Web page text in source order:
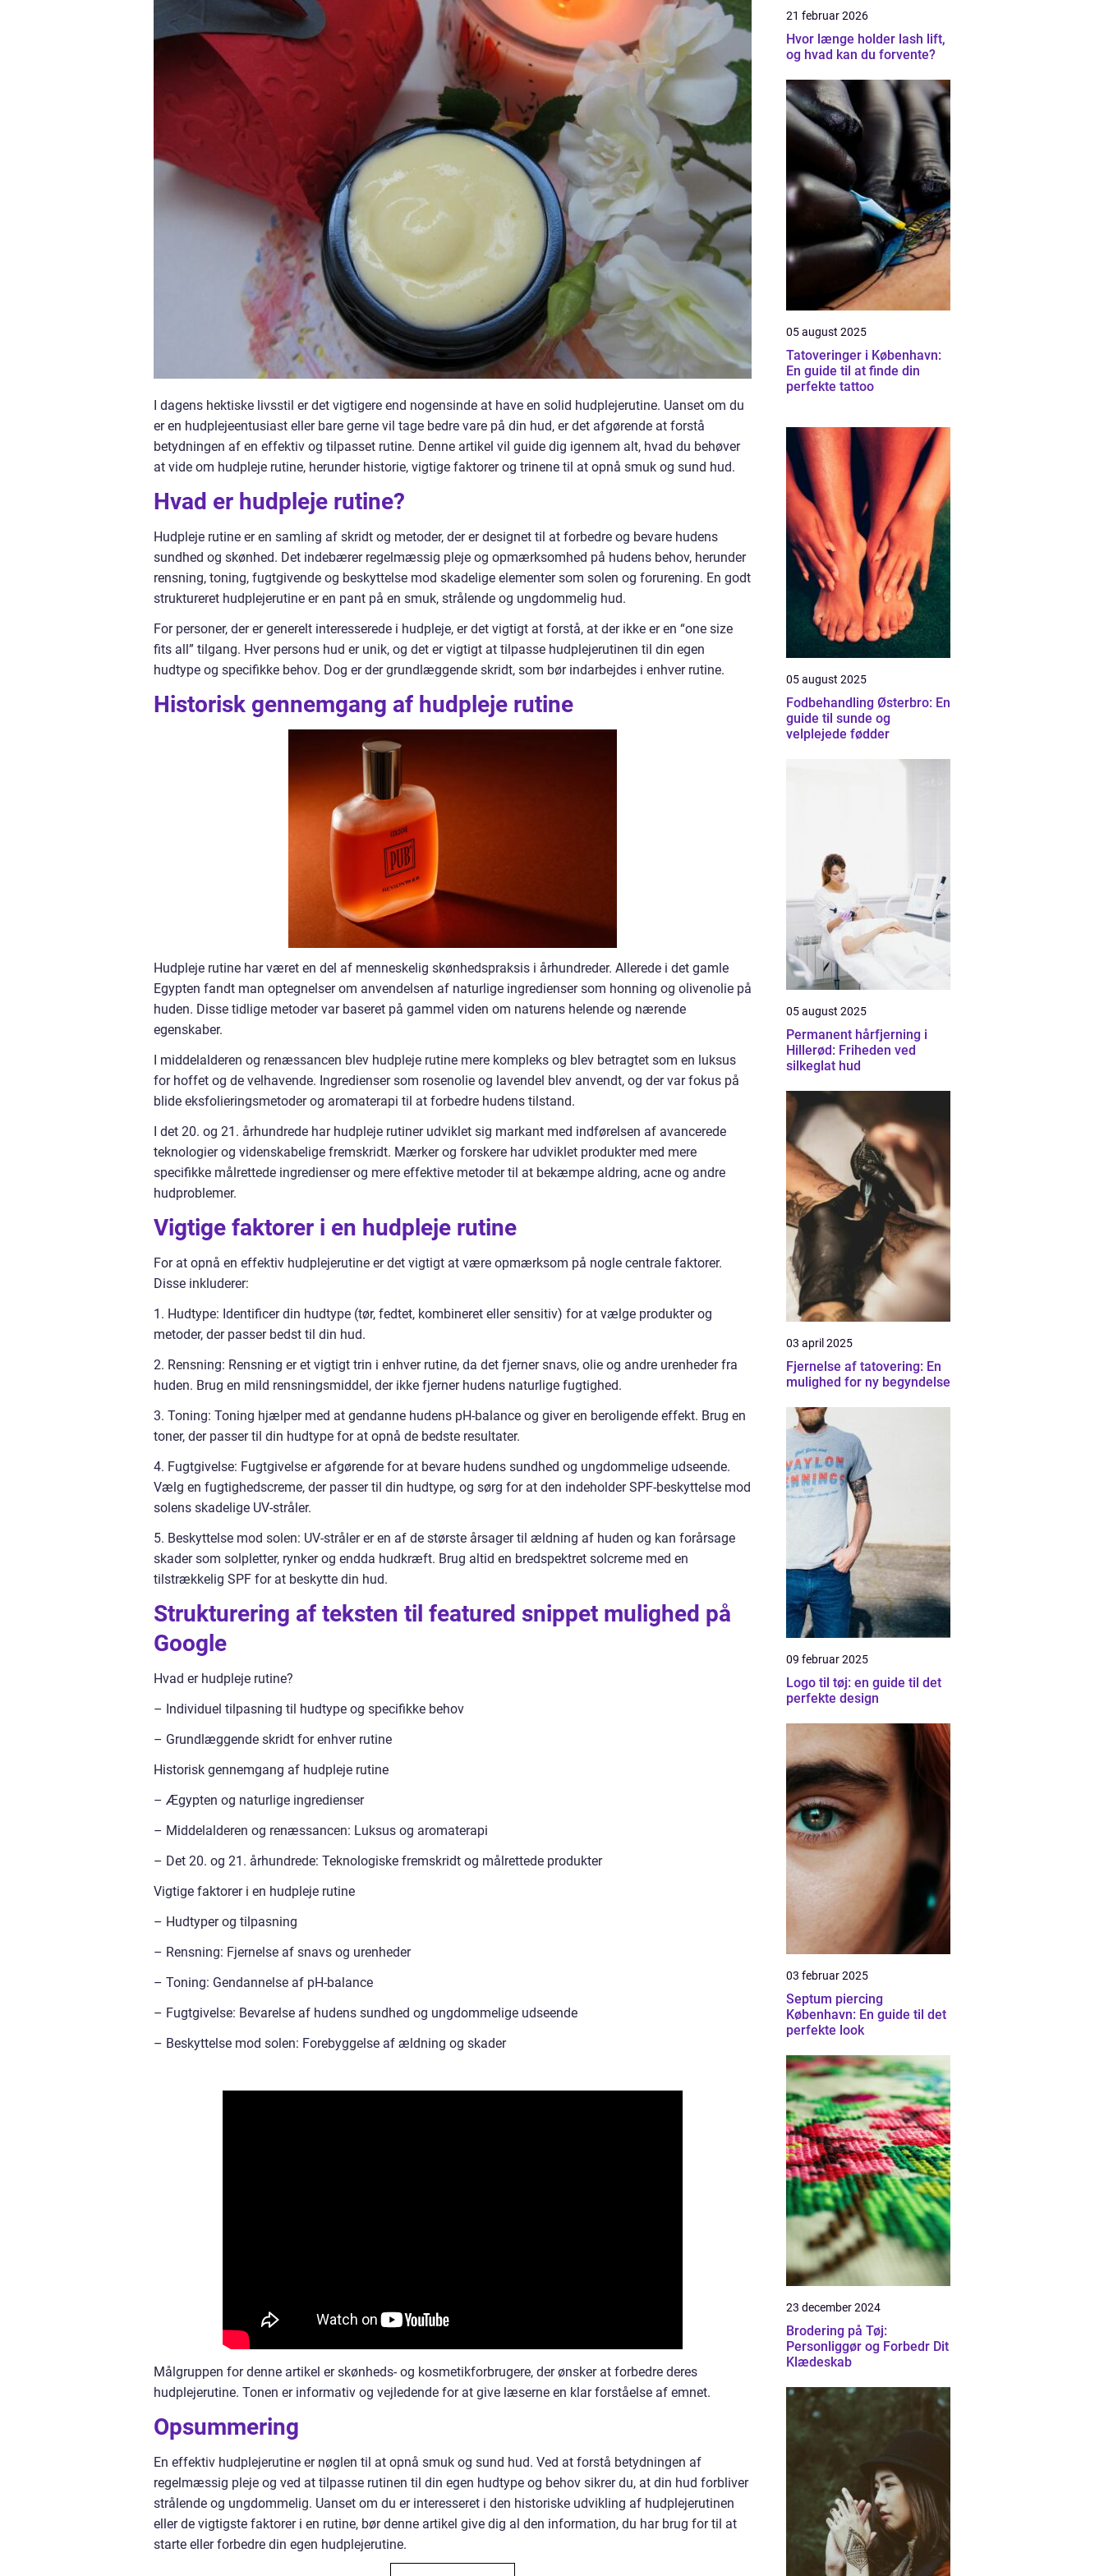
I dagens hektiske livsstil er det vigtigere end nogensinde at have en solid hudplejerutine. Uanset om du
er en hudplejeentusiast eller bare gerne vil tage bedre vare på din hud, er det afgørende at forstå
betydningen af en effektiv og tilpasset rutine. Denne artikel vil guide dig igennem alt, hvad du behøver
at vide om hudpleje rutine, herunder historie, vigtige faktorer og trinene til at opnå smuk og sund hud.
Hvad er hudpleje rutine?
Hudpleje rutine er en samling af skridt og metoder, der er designet til at forbedre og bevare hudens
sundhed og skønhed. Det indebærer regelmæssig pleje og opmærksomhed på hudens behov, herunder
rensning, toning, fugtgivende og beskyttelse mod skadelige elementer som solen og forurening. En godt
struktureret hudplejerutine er en pant på en smuk, strålende og ungdommelig hud.
For personer, der er generelt interesserede i hudpleje, er det vigtigt at forstå, at der ikke er en “one size
fits all” tilgang. Hver persons hud er unik, og det er vigtigt at tilpasse hudplejerutinen til din egen
hudtype og specifikke behov. Dog er der grundlæggende skridt, som bør indarbejdes i enhver rutine.
Historisk gennemgang af hudpleje rutine
Hudpleje rutine har været en del af menneskelig skønhedspraksis i århundreder. Allerede i det gamle
Egypten fandt man optegnelser om anvendelsen af naturlige ingredienser som honning og olivenolie på
huden. Disse tidlige metoder var baseret på gammel viden om naturens helende og nærende
egenskaber.
I middelalderen og renæssancen blev hudpleje rutine mere kompleks og blev betragtet som en luksus
for hoffet og de velhavende. Ingredienser som rosenolie og lavendel blev anvendt, og der var fokus på
blide eksfolieringsmetoder og aromaterapi til at forbedre hudens tilstand.
I det 20. og 21. århundrede har hudpleje rutiner udviklet sig markant med indførelsen af avancerede
teknologier og videnskabelige fremskridt. Mærker og forskere har udviklet produkter med mere
specifikke målrettede ingredienser og mere effektive metoder til at bekæmpe aldring, acne og andre
hudproblemer.
Vigtige faktorer i en hudpleje rutine
For at opnå en effektiv hudplejerutine er det vigtigt at være opmærksom på nogle centrale faktorer.
Disse inkluderer:
1. Hudtype: Identificer din hudtype (tør, fedtet, kombineret eller sensitiv) for at vælge produkter og
metoder, der passer bedst til din hud.
2. Rensning: Rensning er et vigtigt trin i enhver rutine, da det fjerner snavs, olie og andre urenheder fra
huden. Brug en mild rensningsmiddel, der ikke fjerner hudens naturlige fugtighed.
3. Toning: Toning hjælper med at gendanne hudens pH-balance og giver en beroligende effekt. Brug en
toner, der passer til din hudtype for at opnå de bedste resultater.
4. Fugtgivelse: Fugtgivelse er afgørende for at bevare hudens sundhed og ungdommelige udseende.
Vælg en fugtighedscreme, der passer til din hudtype, og sørg for at den indeholder SPF-beskyttelse mod
solens skadelige UV-stråler.
5. Beskyttelse mod solen: UV-stråler er en af de største årsager til ældning af huden og kan forårsage
skader som solpletter, rynker og endda hudkræft. Brug altid en bredspektret solcreme med en
tilstrækkelig SPF for at beskytte din hud.
Strukturering af teksten til featured snippet mulighed på
Google
Hvad er hudpleje rutine?
– Individuel tilpasning til hudtype og specifikke behov
– Grundlæggende skridt for enhver rutine
Historisk gennemgang af hudpleje rutine
– Ægypten og naturlige ingredienser
– Middelalderen og renæssancen: Luksus og aromaterapi
– Det 20. og 21. århundrede: Teknologiske fremskridt og målrettede produkter
Vigtige faktorer i en hudpleje rutine
– Hudtyper og tilpasning
– Rensning: Fjernelse af snavs og urenheder
– Toning: Gendannelse af pH-balance
– Fugtgivelse: Bevarelse af hudens sundhed og ungdommelige udseende
– Beskyttelse mod solen: Forebyggelse af ældning og skader
Målgruppen for denne artikel er skønheds- og kosmetikforbrugere, der ønsker at forbedre deres
hudplejerutine. Tonen er informativ og vejledende for at give læserne en klar forståelse af emnet.
Opsummering
En effektiv hudplejerutine er nøglen til at opnå smuk og sund hud. Ved at forstå betydningen af
regelmæssig pleje og ved at tilpasse rutinen til din egen hudtype og behov sikrer du, at din hud forbliver
strålende og ungdommelig. Uanset om du er interesseret i den historiske udvikling af hudplejerutinen
eller de vigtigste faktorer i en rutine, bør denne artikel give dig al den information, du har brug for til at
starte eller forbedre din egen hudplejerutine.
21 februar 2026
Hvor længe holder lash lift,
og hvad kan du forvente?
05 august 2025
Tatoveringer i København:
En guide til at finde din
perfekte tattoo
05 august 2025
Fodbehandling Østerbro: En
guide til sunde og
velplejede fødder
05 august 2025
Permanent hårfjerning i
Hillerød: Friheden ved
silkeglat hud
03 april 2025
Fjernelse af tatovering: En
mulighed for ny begyndelse
09 februar 2025
Logo til tøj: en guide til det
perfekte design
03 februar 2025
Septum piercing
København: En guide til det
perfekte look
23 december 2024
Brodering på Tøj:
Personliggør og Forbedr Dit
Klædeskab